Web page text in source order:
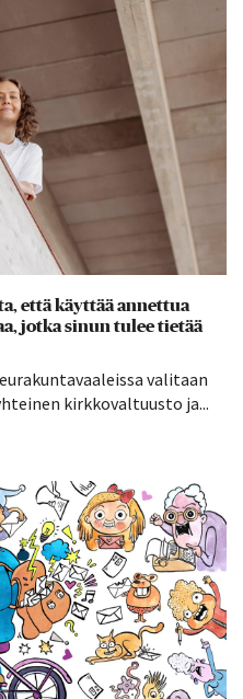
että käyttää annettua
jotka sinun tulee tietää
valitaan
kirkkovaltuusto ja...